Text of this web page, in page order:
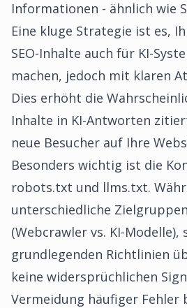
Informationen - ähnlich wie
Eine kluge Strategie ist es,
SEO-Inhalte auch für KI-
machen, jedoch mit klaren
Dies erhöht die
Inhalte in KI-Antworten
neue Besucher auf Ihre
Besonders wichtig ist die
robots.txt und llms.txt.
unterschiedliche
(Webcrawler vs. KI-Modelle),
grundlegenden Richtlinien
keine widersprüchlichen
Vermeidung häufiger Fehler